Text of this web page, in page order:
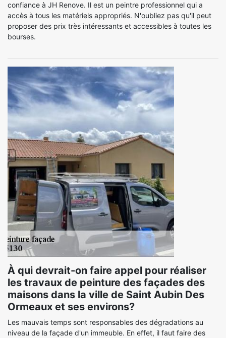
confiance à JH Renove. Il est un peintre professionnel qui a
accès à tous les matériels appropriés. N'oubliez pas qu'il peut
proposer des prix très intéressants et accessibles à toutes les
bourses.
À qui devrait-on faire appel pour réaliser
les travaux de peinture des façades des
maisons dans la ville de Saint Aubin Des
Ormeaux et ses environs?
Les mauvais temps sont responsables des dégradations au
niveau de la façade d'un immeuble. En effet, il faut faire des